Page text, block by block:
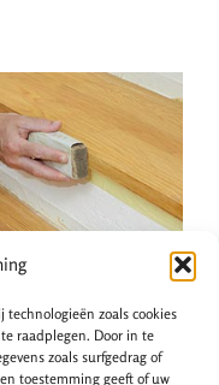
zoals cookies
raadplegen. Door in te
zoals surfgedrag of
toestemming geeft of uw